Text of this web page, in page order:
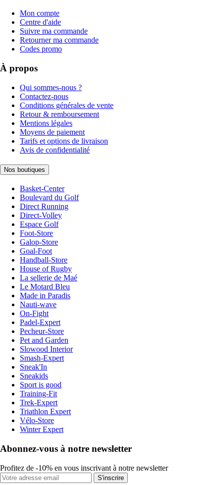
Mon compte
Centre d'aide
Suivre ma commande
Retourner ma commande
Codes promo
À propos
Qui sommes-nous ?
Contactez-nous
Conditions générales de vente
Retour & remboursement
Mentions légales
Moyens de paiement
Tarifs et options de livraison
Avis de confidentialité
Nos boutiques
Basket-Center
Boulevard du Golf
Direct Running
Direct-Volley
Espace Golf
Foot-Store
Galop-Store
Goal-Foot
Handball-Store
House of Rugby
La sellerie de Maé
Le Motard Bleu
Made in Paradis
Nauti-wave
On-Fight
Padel-Expert
Pecheur-Store
Pet and Garden
Slowood Interior
Smash-Expert
Sneak'In
Sneakids
Sport is good
Training-Fit
Trek-Expert
Triathlon Expert
Vélo-Store
Winter Expert
Abonnez-vous à notre newsletter
Profitez de -10% en vous inscrivant à notre newsletter
S'inscrire